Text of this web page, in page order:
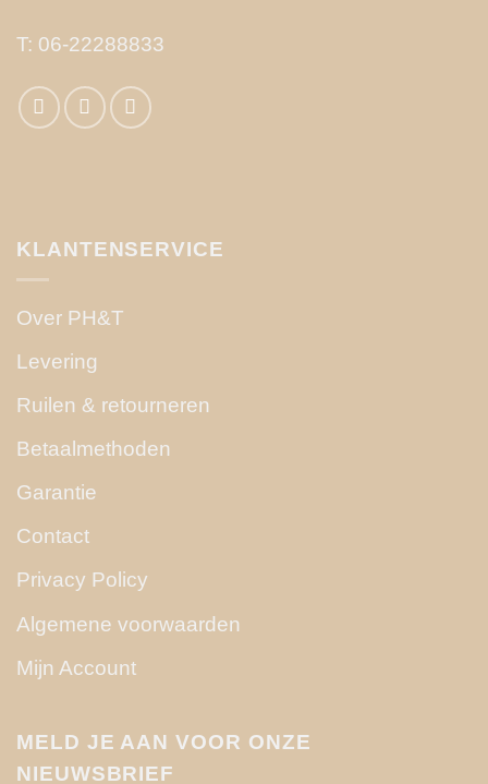
T: 06-22288833
KLANTENSERVICE
Over PH&T
Levering
Ruilen & retourneren
Betaalmethoden
Garantie
Contact
Privacy Policy
Algemene voorwaarden
Mijn Account
MELD JE AAN VOOR ONZE
NIEUWSBRIEF